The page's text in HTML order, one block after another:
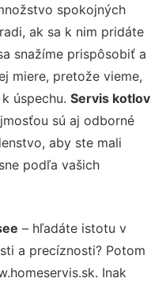
spokojných
ak sa k nim pridáte
snažíme prispôsobiť a
miere, pretože vieme,
úspechu. Servis kotlov
sú aj odborné
aby ste mali
podľa vašich
– hľadáte istotu v
a precíznosti? Potom
Inak